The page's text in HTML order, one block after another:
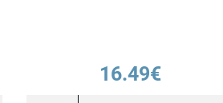
16.49€